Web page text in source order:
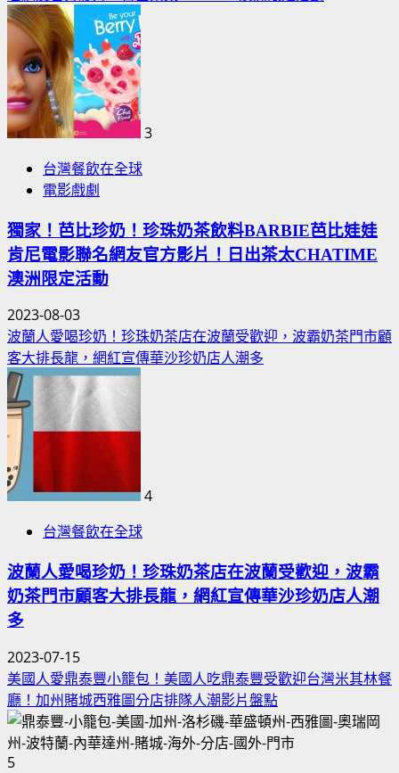
3
台灣餐飲在全球
電影戲劇
獨家！芭比珍奶！珍珠奶茶飲料BARBIE芭比娃娃
肯尼電影聯名網友官方影片！日出茶太CHATIME
澳洲限定活動
2023-08-03
波蘭人愛喝珍奶！珍珠奶茶店在波蘭受歡迎，波霸奶茶門市顧
客大排長龍，網紅宣傳華沙珍奶店人潮多
4
台灣餐飲在全球
波蘭人愛喝珍奶！珍珠奶茶店在波蘭受歡迎，波霸
奶茶門市顧客大排長龍，網紅宣傳華沙珍奶店人潮
多
2023-07-15
美國人愛鼎泰豐小籠包！美國人吃鼎泰豐受歡迎台灣米其林餐
廳！加州賭城西雅圖分店排隊人潮影片盤點
5